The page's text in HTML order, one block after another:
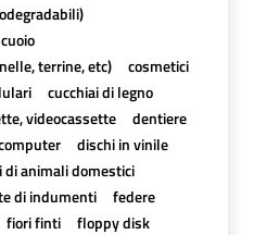
terrine, etc)
cosmetici
cucchiai di legno
videocassette
dentiere
dischi in vinile
di animali domestici
di indumenti
federe
fiori finti
floppy disk